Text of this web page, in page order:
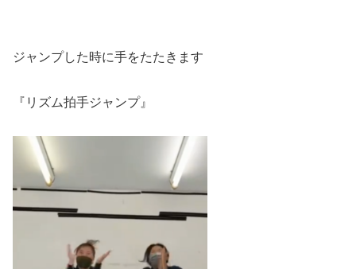
ジャンプした時に手をたたきます
『リズム拍手ジャンプ』